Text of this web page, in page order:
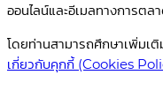
ออนไลน์และอีเมลทางการตล
โดยท่านสามารถศึกษาเพิ่มเ
เกี่ยวกับคุกกี้ (Cookies